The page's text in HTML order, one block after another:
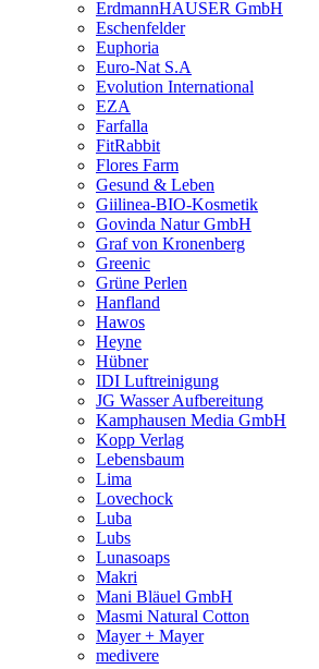
ErdmannHAUSER GmbH
Eschenfelder
Euphoria
Euro-Nat S.A
Evolution International
EZA
Farfalla
FitRabbit
Flores Farm
Gesund & Leben
Giilinea-BIO-Kosmetik
Govinda Natur GmbH
Graf von Kronenberg
Greenic
Grüne Perlen
Hanfland
Hawos
Heyne
Hübner
IDI Luftreinigung
JG Wasser Aufbereitung
Kamphausen Media GmbH
Kopp Verlag
Lebensbaum
Lima
Lovechock
Luba
Lubs
Lunasoaps
Makri
Mani Bläuel GmbH
Masmi Natural Cotton
Mayer + Mayer
medivere